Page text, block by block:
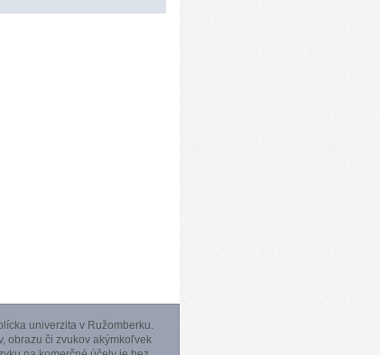
univerzita v Ružomberku.
obrazu či zvukov akýmkoľvek